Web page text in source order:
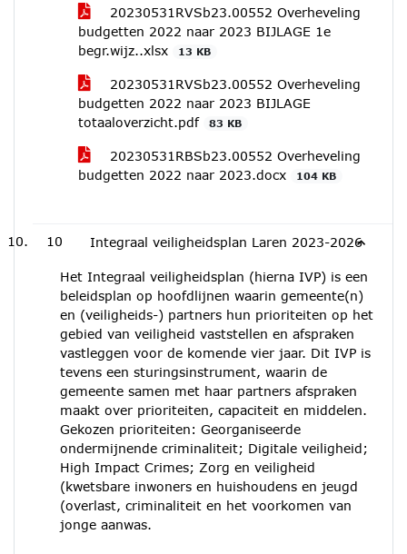
20230531RVSb23.00552 Overheveling
budgetten 2022 naar 2023 BIJLAGE 1e
begr.wijz..xlsx
13 KB
20230531RVSb23.00552 Overheveling
budgetten 2022 naar 2023 BIJLAGE
totaaloverzicht.pdf
83 KB
20230531RBSb23.00552 Overheveling
budgetten 2022 naar 2023.docx
104 KB
10 Integraal veiligheidsplan Laren 2023-2026
Het Integraal veiligheidsplan (hierna IVP) is een
beleidsplan op hoofdlijnen waarin gemeente(n)
en (veiligheids-) partners hun prioriteiten op het
gebied van veiligheid vaststellen en afspraken
vastleggen voor de komende vier jaar. Dit IVP is
tevens een sturingsinstrument, waarin de
gemeente samen met haar partners afspraken
maakt over prioriteiten, capaciteit en middelen.
Gekozen prioriteiten: Georganiseerde
ondermijnende criminaliteit; Digitale veiligheid;
High Impact Crimes; Zorg en veiligheid
(kwetsbare inwoners en huishoudens en jeugd
(overlast, criminaliteit en het voorkomen van
jonge aanwas.